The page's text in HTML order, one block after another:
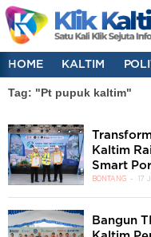
HOME KALTIM
Tag: "Pt pupuk kaltim"
Kaltim
Smart
BONTANG 17
Bangun